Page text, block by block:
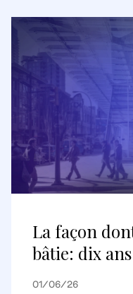
La façon
bâtie: dix
01/06/26